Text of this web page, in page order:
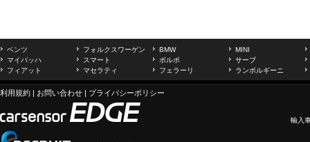
ベンツ フォルクスワーゲン BMW
MINI
マイバッハ
スマート ボルボ
サーブ
フィアット
マセラティ フェラーリ ランボルギーニ
利用規約 | お問い合わせ | プライバシーポリシー
輸入